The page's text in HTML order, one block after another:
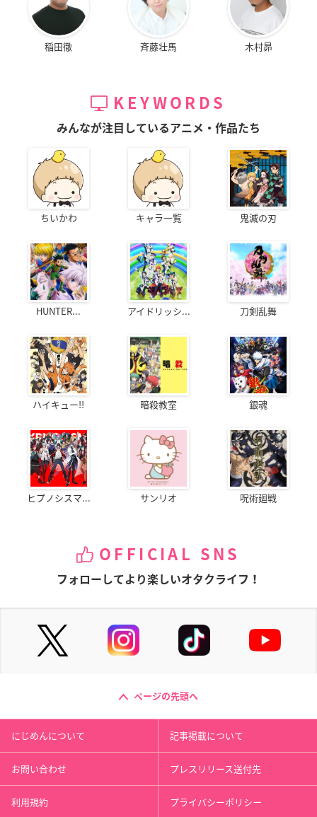
稲田徹 斉藤壮馬 木村昴
KEYWORDS
みんなが注目しているアニメ・作品たち
ちいかわ キャラ一覧 鬼滅の刃
HUNTER... アイドリッシ... 刀剣乱舞
ハイキュー!! 暗殺教室 銀魂
ヒプノシスマ... サンリオ 呪術廻戦
OFFICIAL SNS
フォローしてより楽しいオタクライフ！
ページの先頭へ
にじめんについて 記事掲載について
お問い合わせ プレスリリース送付先
利用規約 プライバシーポリシー